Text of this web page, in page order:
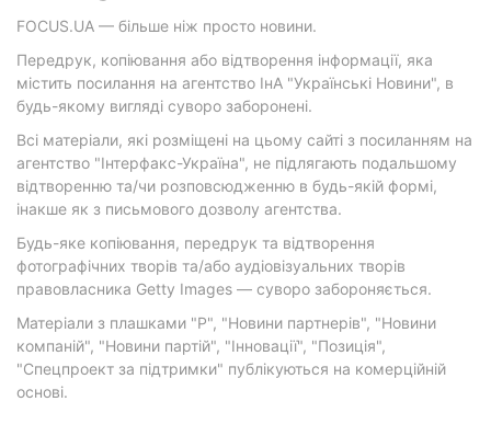
FOCUS.UA — більше ніж просто новини.
Передрук, копіювання або відтворення інформації, яка
містить посилання на агентство ІнА "Українські Новини", в
будь-якому вигляді суворо заборонені.
Всі матеріали, які розміщені на цьому сайті з посиланням на
агентство "Інтерфакс-Україна", не підлягають подальшому
відтворенню та/чи розповсюдженню в будь-якій формі,
інакше як з письмового дозволу агентства.
Будь-яке копіювання, передрук та відтворення
фотографічних творів та/або аудіовізуальних творів
правовласника Getty Images — суворо забороняється.
Матеріали з плашками "Р", "Новини партнерів", "Новини
компаній", "Новини партій", "Інновації", "Позиція",
"Спецпроект за підтримки" публікуються на комерційній
основі.